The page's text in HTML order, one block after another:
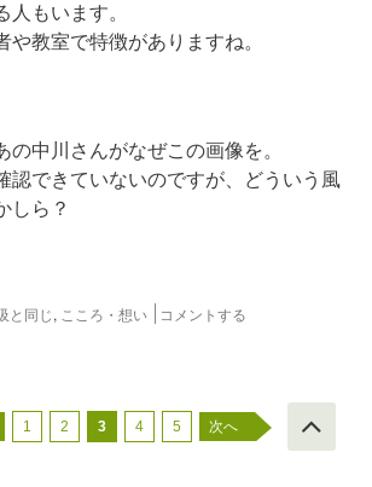
人もいます。
や教室で特徴がありますね。
の中川さんがなぜこの画像を。
認できていないのですが、どういう風
しら？
と同じ, こころ・想い コメントする
1 2 3 4 5 次へ